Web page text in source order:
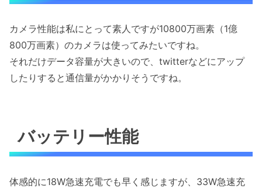
カメラ性能は私にとって素人ですが10800万画素（1億
800万画素）のカメラは使ってみたいですね。
それだけデータ容量が大きいので、twitterなどにアップ
したりすると通信量がかかりそうですね。
バッテリー性能
体感的に18W急速充電でも早く感じますが、33W急速充